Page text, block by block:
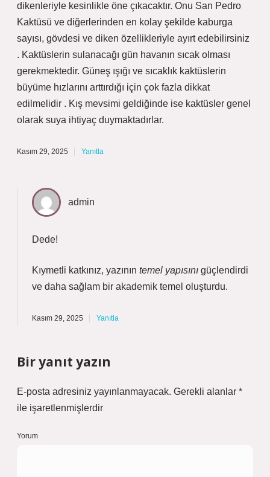
dikenleriyle kesinlikle öne çıkacaktır. Onu San Pedro
Kaktüsü ve diğerlerinden en kolay şekilde kaburga
sayısı, gövdesi ve diken özellikleriyle ayırt edebilirsiniz
. Kaktüslerin sulanacağı gün havanın sıcak olması
gerekmektedir. Güneş ışığı ve sıcaklık kaktüslerin
büyüme hızlarını arttırdığı için çok fazla dikkat
edilmelidir . Kış mevsimi geldiğinde ise kaktüsler genel
olarak suya ihtiyaç duymaktadırlar.
Kasım 29, 2025 Yanıtla
admin
Dede!
Kıymetli katkınız, yazının temel yapısını güçlendirdi
ve daha sağlam bir akademik temel oluşturdu.
Kasım 29, 2025 Yanıtla
Bir yanıt yazın
E-posta adresiniz yayınlanmayacak. Gerekli alanlar *
ile işaretlenmişlerdir
Yorum